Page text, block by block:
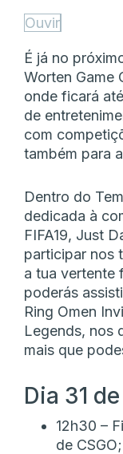
Ouvir
É já no
Worten Game
onde ficará
de
com
também para
Dentro do
dedicada à
FIFA19, Just
participar nos
a tua vertente
poderás
Ring Omen
Legends, nos
mais que
Dia 31
12h30 –
de CSGO;